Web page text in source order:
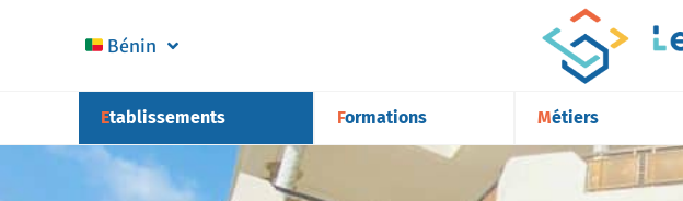
Bénin
Etablissements Formations Métiers